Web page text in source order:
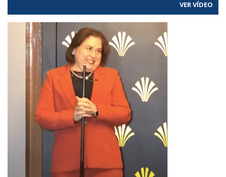
VER VÍDEO